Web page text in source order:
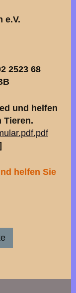
e.V.
2523 68
und helfen
Tieren.
helfen Sie